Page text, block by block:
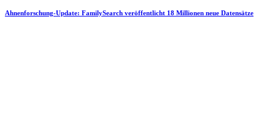
Ahnenforschung-Update: FamilySearch veröffentlicht 18 Millionen neue Datensätze